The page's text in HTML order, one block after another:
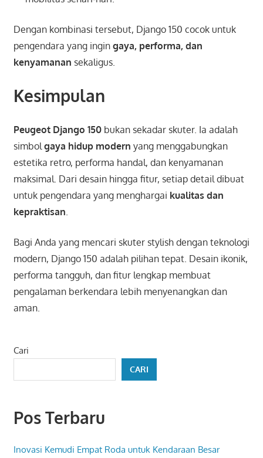
Dengan kombinasi tersebut, Django 150 cocok untuk
pengendara yang ingin gaya, performa, dan
kenyamanan sekaligus.
Kesimpulan
Peugeot Django 150bukan sekadar skuter. Ia adalah
simbol gaya hidup modern yang menggabungkan
estetika retro, performa handal, dan kenyamanan
maksimal. Dari desain hingga fitur, setiap detail dibuat
untuk pengendara yang menghargai kualitas dan
kepraktisan
Bagi Anda yang mencari skuter stylish dengan teknologi
modern, Django 150 adalah pilihan tepat. Desain ikonik,
performa tangguh, dan fitur lengkap membuat
pengalaman berkendara lebih menyenangkan dan
aman.
Cari
CARI
Pos Terbaru
Inovasi Kemudi Empat Roda untuk Kendaraan Besar